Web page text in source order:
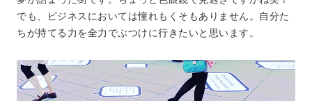
でも、ビジネスにおいては憧れもくそもありません。自分た
ちが持てる力を全力でぶつけに行きたいと思います。